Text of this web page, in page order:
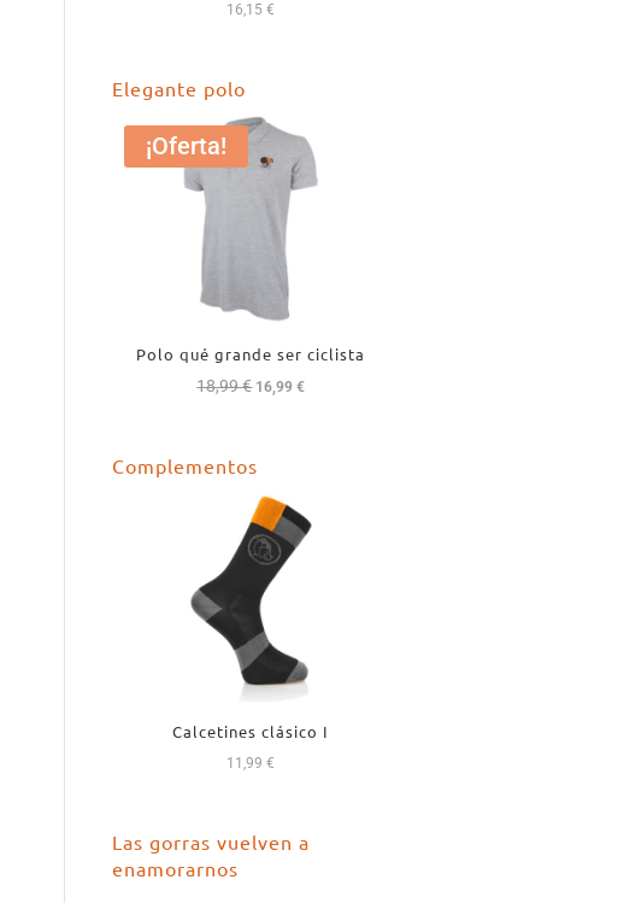
16,15€
Elegante polo
¡Oferta!
Polo qué grande ser ciclista
18,99€ El
era:
18,99 €.
16,99€El
Complementos
Calcetines clásico I
11,99€
Las gorras vuelven a
enamorarnos